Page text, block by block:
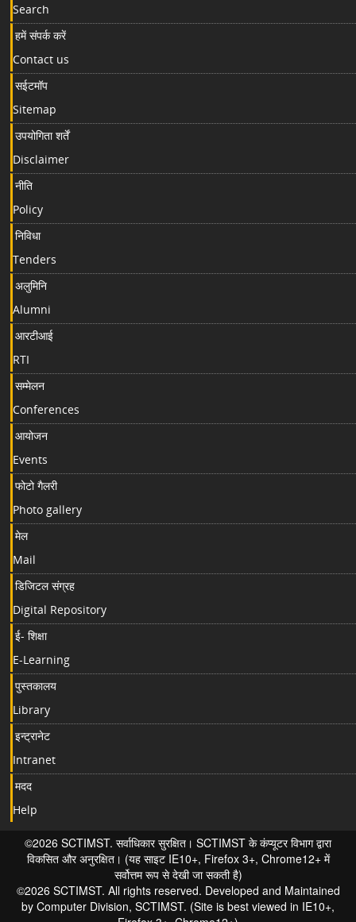
Search
हमें संपर्क करें
Contact us
सईटमॉप
Sitemap
उपयोगिता शर्तें
Disclaimer
नीति
Policy
निविधा
Tenders
अलुमिनि
Alumni
आरटीआई
RTI
सम्मेलन
Conferences
आयोजन
Events
फोटो गैलरी
Photo gallery
मेल
Mail
डिजिटल संग्रह
Digital Repository
ई- शिक्षा
E-Learning
पुस्तकालय
Library
इन्ट्रानेट
Intranet
मदद
Help
©2026 SCTIMST. सर्वाधिकार सुरक्षित। SCTIMST के कंप्यूटर विभाग द्वारा
विकसित और अनुरक्षित। (यह साइट IE10+, Firefox 3+, Chrome12+ में
सर्वोत्तम रूप से देखी जा सकती है)
©2026 SCTIMST. All rights reserved. Developed and Maintained
by Computer Division, SCTIMST. (Site is best viewed in IE10+,